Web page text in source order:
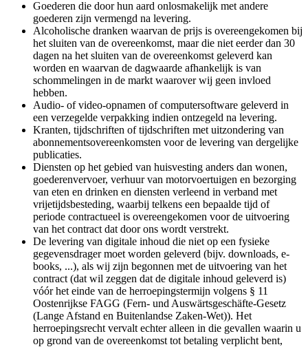
Goederen die door hun aard onlosmakelijk met andere
goederen zijn vermengd na levering.
Alcoholische dranken waarvan de prijs is overeengekomen bij
het sluiten van de overeenkomst, maar die niet eerder dan 30
dagen na het sluiten van de overeenkomst geleverd kan
worden en waarvan de dagwaarde afhankelijk is van
schommelingen in de markt waarover wij geen invloed
hebben.
Audio- of video-opnamen of computersoftware geleverd in
een verzegelde verpakking indien ontzegeld na levering.
Kranten, tijdschriften of tijdschriften met uitzondering van
abonnementsovereenkomsten voor de levering van dergelijke
publicaties.
Diensten op het gebied van huisvesting anders dan wonen,
goederenvervoer, verhuur van motorvoertuigen en bezorging
van eten en drinken en diensten verleend in verband met
vrijetijdsbesteding, waarbij telkens een bepaalde tijd of
periode contractueel is overeengekomen voor de uitvoering
van het contract dat door ons wordt verstrekt.
De levering van digitale inhoud die niet op een fysieke
gegevensdrager moet worden geleverd (bijv. downloads, e-
books, ...), als wij zijn begonnen met de uitvoering van het
contract (dat wil zeggen dat de digitale inhoud geleverd is)
vóór het einde van de herroepingstermijn volgens § 11
Oostenrijkse FAGG (Fern- und Auswärtsgeschäfte-Gesetz
(Lange Afstand en Buitenlandse Zaken-Wet)). Het
herroepingsrecht vervalt echter alleen in die gevallen waarin u
op grond van de overeenkomst tot betaling verplicht bent,